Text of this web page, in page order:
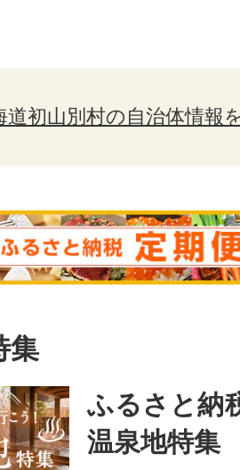
道初山別村の自治体情報
集
ふるさと納
温泉地特集